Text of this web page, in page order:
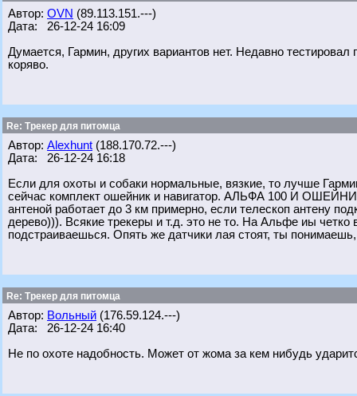
Автор: OVN (89.113.151.---)
Дата: 26-12-24 16:09
Думается, Гармин, других вариантов нет. Недавно
коряво.
Re: Трекер для питомца
Автор: Alexhunt (188.170.72.---)
Дата: 26-12-24 16:18
Если для охоты и собаки нормальные, вязкие, то лучше
сейчас комплект ошейник и навигатор. АЛЬФА 100 И
антеной работает до 3 км примерно, если телескоп антену
дерево))). Всякие трекеры и т.д. это не то. На Альфе иы
подстраиваешься. Опять же датчики лая стоят, ты понимаешь,
Re: Трекер для питомца
Автор: Вольный (176.59.124.---)
Дата: 26-12-24 16:40
Не по охоте надобность. Может от жома за кем нибудь